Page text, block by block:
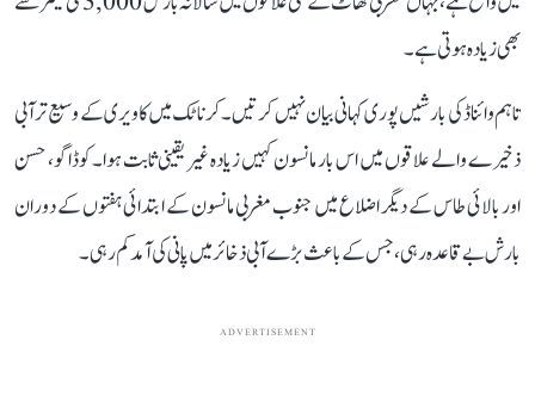
بھی زیادہ ہوتی ہے۔
تاہم وائناڈ کی بارشیں پوری کہانی بیان نہیں کرتیں۔ کرناٹک میں کاویری کے وسیع تر آبی
ذخیرے والے علاقوں میں اس بار مانسون کہیں زیادہ غیر یقینی ثابت ہوا۔ کوڈاگو، حسن
اور بالائی طاس کے دیگر اضلاع میں جنوب مغربی مانسون کے ابتدائی ہفتوں کے دوران
بارش بے قاعدہ رہی، جس کے باعث بڑے آبی ذخائر میں پانی کی آمد کم رہی۔
ADVERTISEMENT